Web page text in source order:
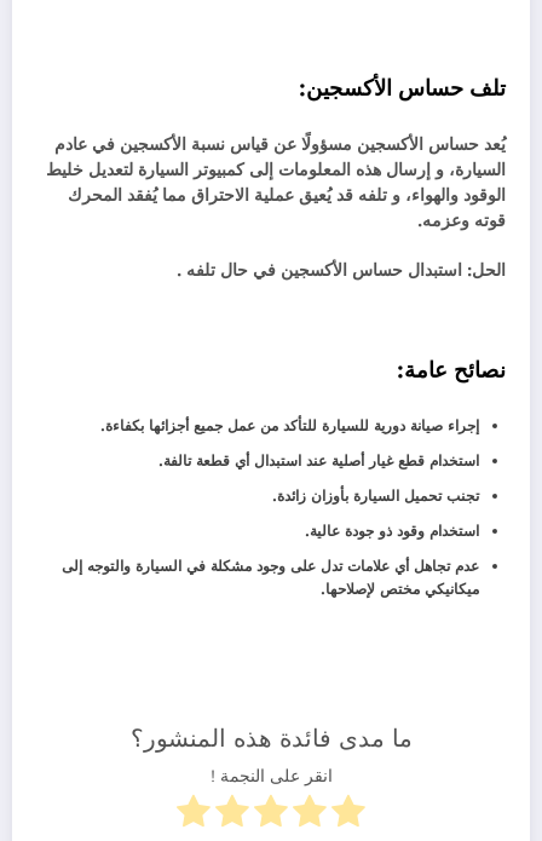
تلف حساس الأكسجين:
يُعد حساس الأكسجين مسؤولًا عن قياس نسبة الأكسجين في عادم
السيارة، و إرسال هذه المعلومات إلى كمبيوتر السيارة لتعديل خليط
الوقود والهواء، و تلفه قد يُعيق عملية الاحتراق مما يُفقد المحرك
قوته وعزمه.
الحل: استبدال حساس الأكسجين في حال تلفه .
نصائح عامة:
إجراء صيانة دورية للسيارة للتأكد من عمل جميع أجزائها بكفاءة.
استخدام قطع غيار أصلية عند استبدال أي قطعة تالفة.
تجنب تحميل السيارة بأوزان زائدة.
استخدام وقود ذو جودة عالية.
عدم تجاهل أي علامات تدل على وجود مشكلة في السيارة والتوجه إلى
ميكانيكي مختص لإصلاحها.
ما مدى فائدة هذه المنشور؟
انقر على النجمة !